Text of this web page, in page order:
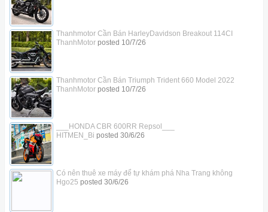
Thanhmotor Cần Bán HarleyDavidson Breakout 114CI
ThanhMotorposted 10/7/26
Thanhmotor Cần Bán Triumph Trident 660 Model 2022
ThanhMotorposted 10/7/26
___HONDA CBR 600RR Repsol___
HITMEN_Bi posted 30/6/26
Có nên thuê xe máy để tự khám phá Nha Trang không
Hgo25 posted 30/6/26